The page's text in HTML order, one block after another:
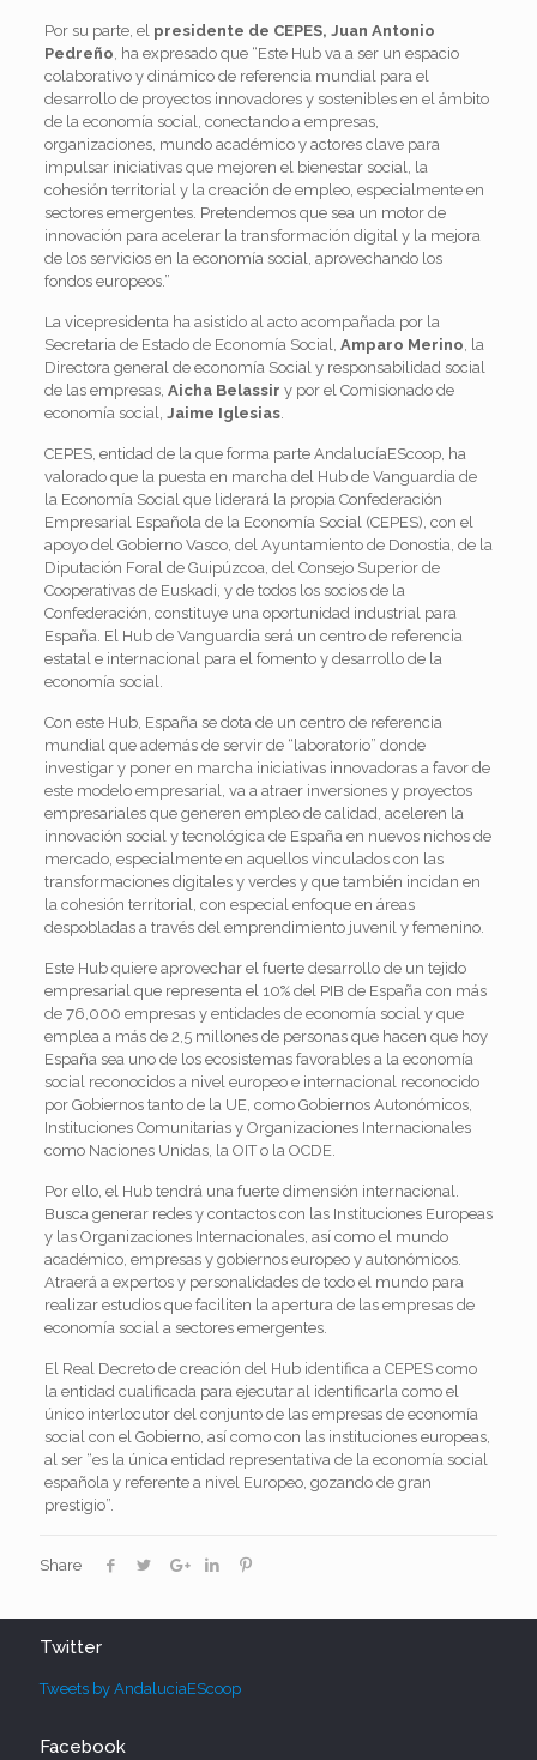
Por su parte, el presidente de CEPES, Juan Antonio
Pedreño , ha expresado que “Este Hub va a ser un espacio
colaborativo y dinámico de referencia mundial para el
desarrollo de proyectos innovadores y sostenibles en el ámbito
de la economía social, conectando a empresas,
organizaciones, mundo académico y actores clave para
impulsar iniciativas que mejoren el bienestar social, la
cohesión territorial y la creación de empleo, especialmente en
sectores emergentes. Pretendemos que sea un motor de
innovación para acelerar la transformación digital y la mejora
de los servicios en la economía social, aprovechando los
fondos europeos.”
La vicepresidenta ha asistido al acto acompañada por la
Secretaria de Estado de Economía Social, Amparo Merino , la
Directora general de economía Social y responsabilidad social
de las empresas, Aicha Belassir y por el Comisionado de
economía social, Jaime Iglesias.
CEPES, entidad de la que forma parte AndalucíaEScoop, ha
valorado que la puesta en marcha del Hub de Vanguardia de
la Economía Social que liderará la propia Confederación
Empresarial Española de la Economía Social (CEPES), con el
apoyo del Gobierno Vasco, del Ayuntamiento de Donostia, de la
Diputación Foral de Guipúzcoa, del Consejo Superior de
Cooperativas de Euskadi, y de todos los socios de la
Confederación, constituye una oportunidad industrial para
España. El Hub de Vanguardia será un centro de referencia
estatal e internacional para el fomento y desarrollo de la
economía social.
Con este Hub, España se dota de un centro de referencia
mundial que además de servir de “laboratorio” donde
investigar y poner en marcha iniciativas innovadoras a favor de
este modelo empresarial, va a atraer inversiones y proyectos
empresariales que generen empleo de calidad, aceleren la
innovación social y tecnológica de España en nuevos nichos de
mercado, especialmente en aquellos vinculados con las
transformaciones digitales y verdes y que también incidan en
la cohesión territorial, con especial enfoque en áreas
despobladas a través del emprendimiento juvenil y femenino.
Este Hub quiere aprovechar el fuerte desarrollo de un tejido
empresarial que representa el 10% del PIB de España con más
de 76,000 empresas y entidades de economía social y que
emplea a más de 2,5 millones de personas que hacen que hoy
España sea uno de los ecosistemas favorables a la economía
social reconocidos a nivel europeo e internacional reconocido
por Gobiernos tanto de la UE, como Gobiernos Autonómicos,
Instituciones Comunitarias y Organizaciones Internacionales
como Naciones Unidas, la OIT o la OCDE.
Por ello, el Hub tendrá una fuerte dimensión internacional.
Busca generar redes y contactos con las Instituciones Europeas
y las Organizaciones Internacionales, así como el mundo
académico, empresas y gobiernos europeo y autonómicos.
Atraerá a expertos y personalidades de todo el mundo para
realizar estudios que faciliten la apertura de las empresas de
economía social a sectores emergentes.
El Real Decreto de creación del Hub identifica a CEPES como
la entidad cualificada para ejecutar al identificarla como el
único interlocutor del conjunto de las empresas de economía
social con el Gobierno, así como con las instituciones europeas,
al ser “es la única entidad representativa de la economía social
española y referente a nivel Europeo, gozando de gran
prestigio”.
Share
Twitter
Tweets by AndaluciaEScoop
Facebook